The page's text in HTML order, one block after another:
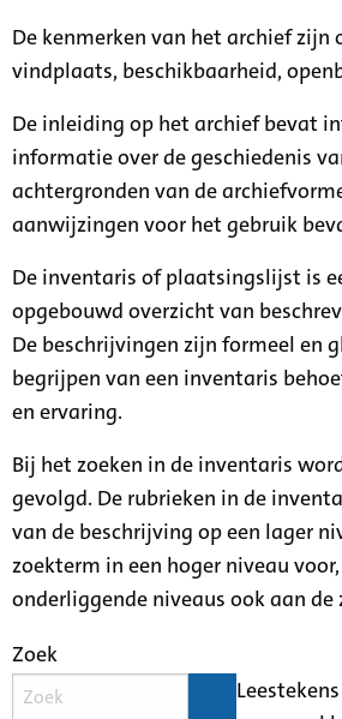
De kenmerken van het archief zijn
vindplaats, beschikbaarheid,
De inleiding op het archief bevat
informatie over de geschiedenis
achtergronden van de
aanwijzingen voor het gebruik
De inventaris of plaatsingslijst is
opgebouwd overzicht van
De beschrijvingen zijn formeel en
begrijpen van een inventaris
en ervaring.
Bij het zoeken in de inventaris
gevolgd. De rubrieken in de
van de beschrijving op een lager
zoekterm in een hoger niveau
onderliggende niveaus ook aan de
Zoek